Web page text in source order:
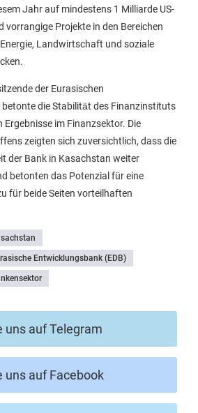
Jahr auf mindestens 1 Milliarde US-
vorrangige Projekte in den Bereichen
Landwirtschaft und soziale
der Eurasischen
die Stabilität des Finanzinstituts
Ergebnisse im Finanzsektor. Die
zeigten sich zuversichtlich, dass die
der Bank in Kasachstan weiter
betonten das Potenzial für eine
für beide Seiten vorteilhaften
Entwicklungsbank (EDB)
uns auf Telegram
uns auf Facebook